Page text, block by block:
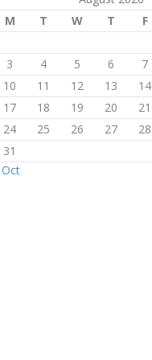
M
T W T F
3
4 5 6 7
10
11 12 13 14
17
18 19 20 21
24
25 26 27 28
31
Oct